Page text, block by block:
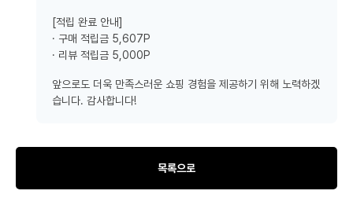
[적립 완료 안내]
· 구매 적립금 5,607P
· 리뷰 적립금 5,000P
앞으로도 더욱 만족스러운 쇼핑 경험을 제공하기 위해 노력하겠
습니다. 감사합니다!
목록으로